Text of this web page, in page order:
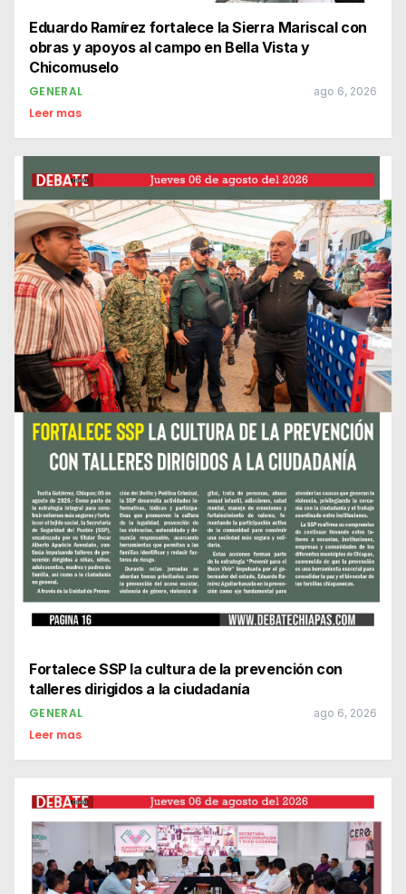
Eduardo Ramírez fortalece la Sierra Mariscal con
obras y apoyos al campo en Bella Vista y
Chicomuselo
GENERAL ago 6, 2026
Leer mas
Fortalece SSP la cultura de la prevención con
talleres dirigidos a la ciudadanía
GENERAL ago 6, 2026
Leer mas